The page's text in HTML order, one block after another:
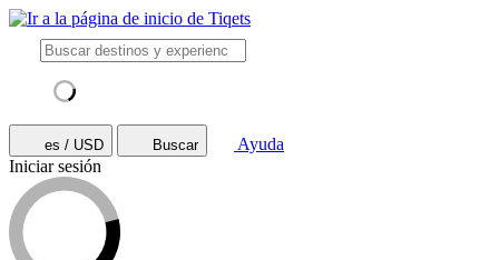
es / USD Buscar
Ayuda
Iniciar sesión